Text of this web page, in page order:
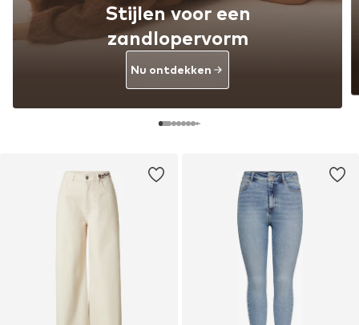
Stijlen voor een
zandlopervorm
Nu ontdekken